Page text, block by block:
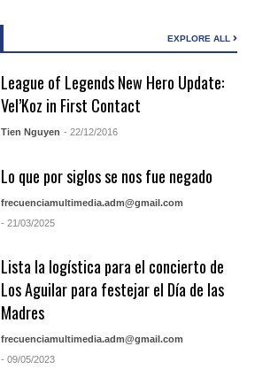
EXPLORE ALL
League of Legends New Hero Update:
Vel’Koz in First Contact
Tien Nguyen - 22/12/2016
Lo que por siglos se nos fue negado
frecuenciamultimedia.adm@gmail.com
- 21/03/2025
Lista la logística para el concierto de
Los Aguilar para festejar el Día de las
Madres
frecuenciamultimedia.adm@gmail.com
- 09/05/2023